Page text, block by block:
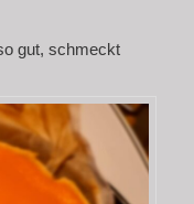
gut, schmeckt